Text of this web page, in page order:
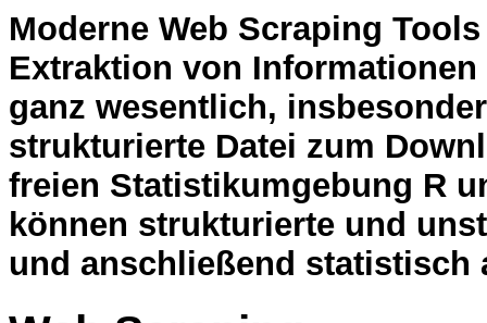
Moderne Web Scraping
Extraktion von
ganz wesentlich,
strukturierte Datei zum
freien Statistikumgebung R
können strukturierte und
und anschließend statistisch